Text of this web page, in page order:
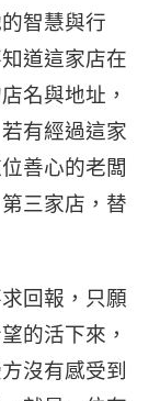
智慧與行
道這家店在
名與地址，
有經過這家
善心的老闆
三家店，替
回報，只願
的活下來，
沒有感受到